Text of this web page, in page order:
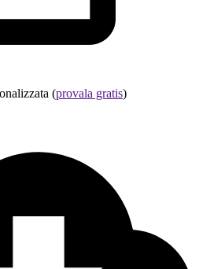
(provala gratis)